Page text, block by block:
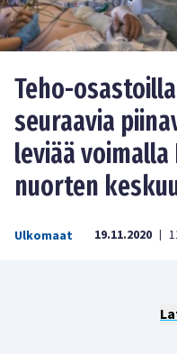
Teho-
seuraavia
leviää
nuorten
Ulkomaat 19.11.2020 |